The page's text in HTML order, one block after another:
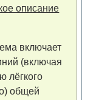
описание
включает
(включая
лёгкого
общей